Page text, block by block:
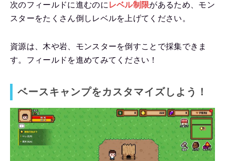
次のフィールドに進むのに レベル制限があるため、モン
スターをたくさん倒しレベルを上げてください。
資源は、木や岩、モンスターを倒すことで採集できま
す。フィールドを進めてみてください！
ベースキャンプをカスタマイズしよう！